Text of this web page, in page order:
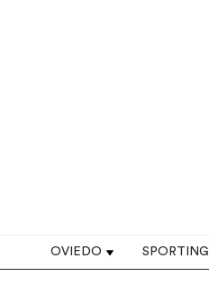
Top navigation
OVIEDO SPORTING